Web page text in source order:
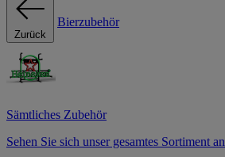
Zurück
Bierzubehör
Sämtliches Zubehör
Sehen Sie sich unser gesamtes Sortiment an